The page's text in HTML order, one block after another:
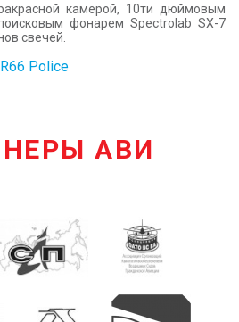
камерой, 10ти дюймовым
фонарем Spectrolab SX-7
свечей.
Police
АВИ